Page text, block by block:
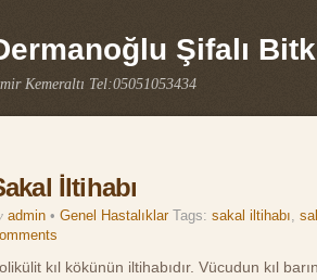
Şifalı
Kemeraltı Tel:05051053434
İltihabı
admin • Genel Hastalıklar Tags: sakal iltihabı,
kıl kökünün iltihabıdır. Vücudun kıl